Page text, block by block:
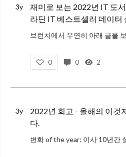
3y
재미로 보는 2022년 IT 도
라딘 IT 베스트셀러 데이터
0 0 2
3y
2022년 회고 - 올해의 이것
다.